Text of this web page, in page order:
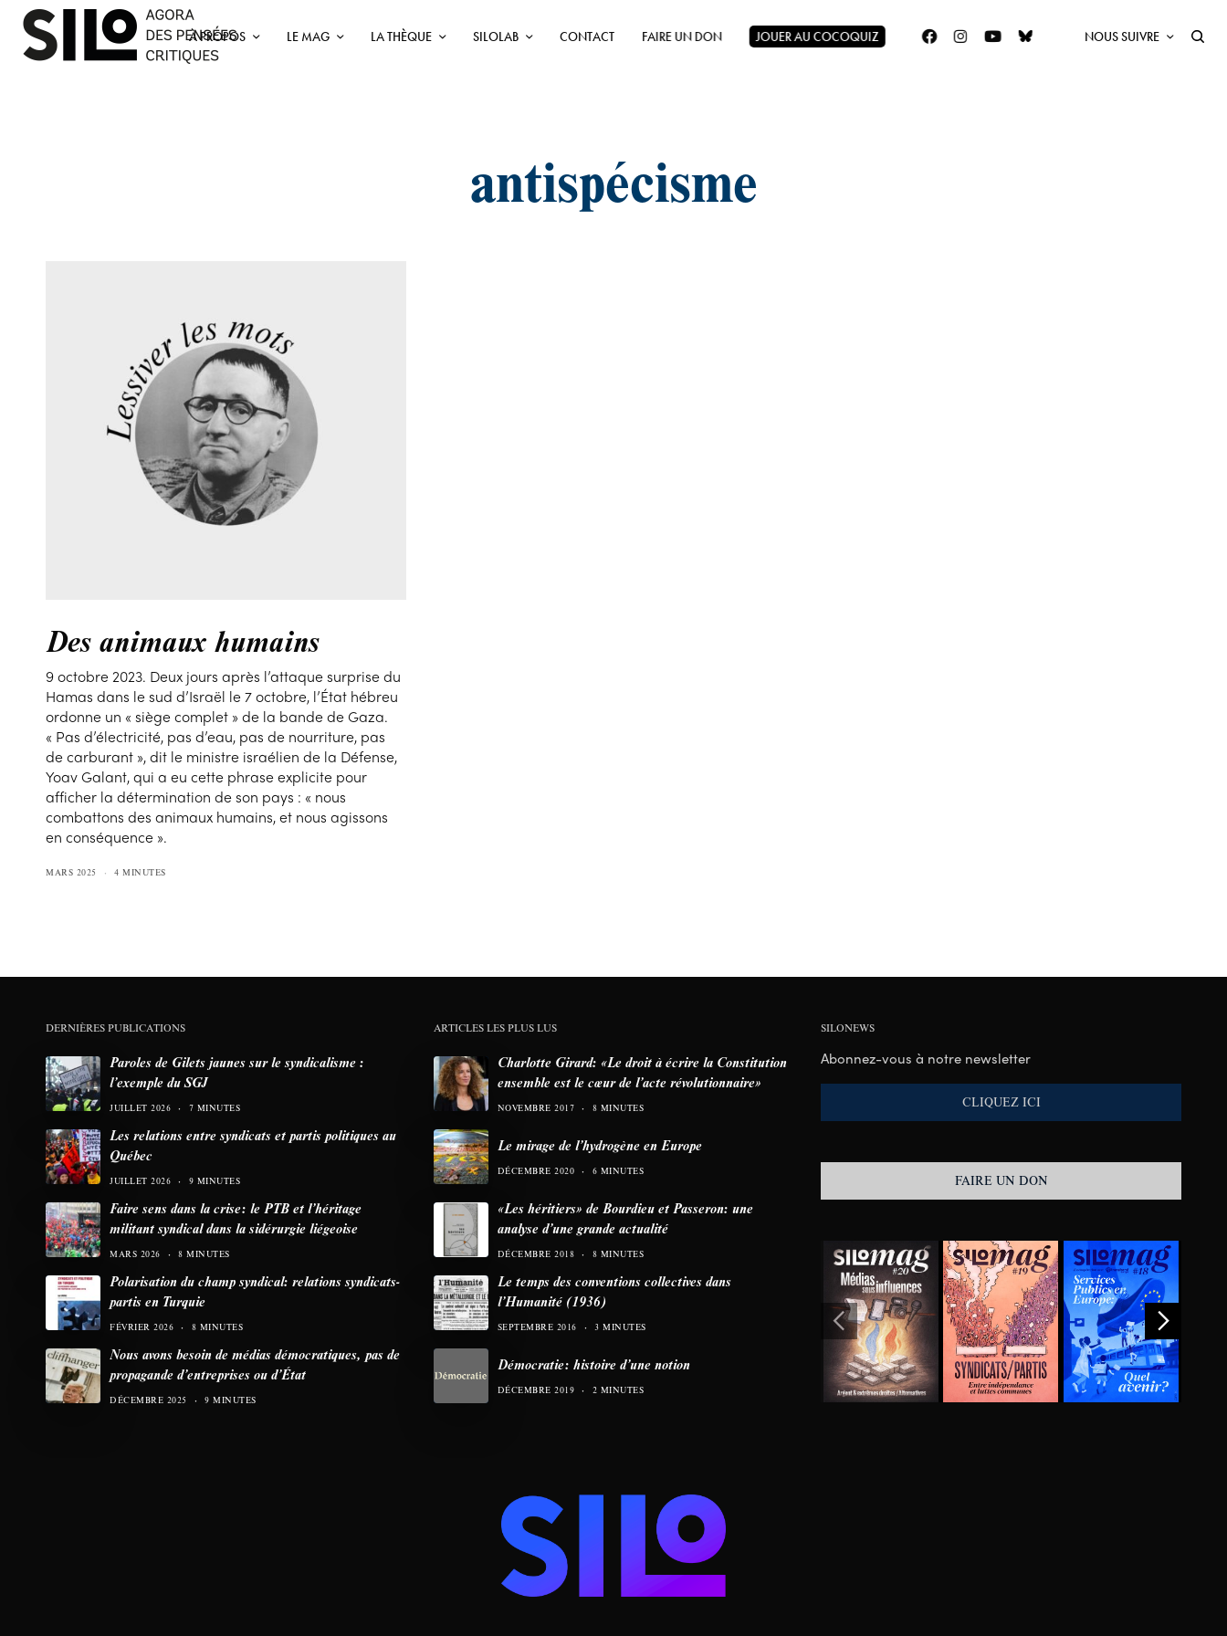
À PROPOS LE MAG LA THÈQUE SILOLAB CONTACT FAIRE UN DON JOUER AU COCOQUIZ NOUS SUIVRE
antispécisme
Des animaux humains
9 octobre 2023. Deux jours après l’attaque surprise du
Hamas dans le sud d’Israël le 7 octobre, l’État hébreu
ordonne un « siège complet » de la bande de Gaza.
« Pas d’électricité, pas d’eau, pas de nourriture, pas
de carburant », dit le ministre israélien de la Défense,
Yoav Galant, qui a eu cette phrase explicite pour
afficher la détermination de son pays : « nous
combattons des animaux humains, et nous agissons
en conséquence ».
MARS 2025 4 MINUTES
DERNIÈRES PUBLICATIONS
Paroles de Gilets jaunes sur le syndicalisme :
l’exemple du SGJ
JUILLET 2026 7 MINUTES
Les relations entre syndicats et partis politiques au
Québec
JUILLET 2026 9 MINUTES
Faire sens dans la crise: le PTB et l’héritage
militant syndical dans la sidérurgie liégeoise
MARS 2026 8 MINUTES
Polarisation du champ syndical: relations syndicats-
partis en Turquie
FÉVRIER 2026 8 MINUTES
Nous avons besoin de médias démocratiques, pas de
propagande d’entreprises ou d’État
DÉCEMBRE 2025 9 MINUTES
ARTICLES LES PLUS LUS
Charlotte Girard: «Le droit à écrire la Constitution
ensemble est le cœur de l’acte révolutionnaire»
NOVEMBRE 2017 8 MINUTES
Le mirage de l’hydrogène en Europe
DÉCEMBRE 2020 6 MINUTES
«Les héritiers» de Bourdieu et Passeron: une
analyse d’une grande actualité
DÉCEMBRE 2018 8 MINUTES
Le temps des conventions collectives dans
l’Humanité (1936)
SEPTEMBRE 2016 3 MINUTES
Démocratie: histoire d’une notion
DÉCEMBRE 2019 2 MINUTES
SILONEWS
Abonnez-vous à notre newsletter
CLIQUEZ ICI
FAIRE UN DON